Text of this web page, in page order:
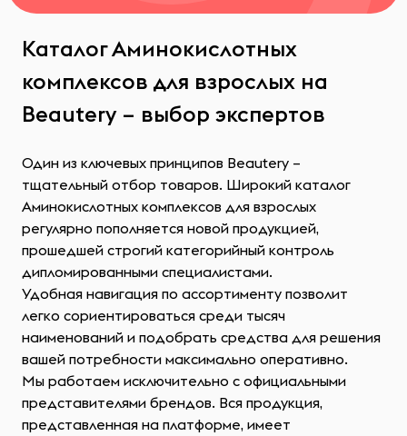
Каталог Аминокислотных
комплексов для взрослых на
Beautery – выбор экспертов
Один из ключевых принципов Beautery –
тщательный отбор товаров. Широкий каталог
Аминокислотных комплексов для взрослых
регулярно пополняется новой продукцией,
прошедшей строгий категорийный контроль
дипломированными специалистами.
Удобная навигация по ассортименту позволит
легко сориентироваться среди тысяч
наименований и подобрать средства для решения
вашей потребности максимально оперативно.
Мы работаем исключительно с официальными
представителями брендов. Вся продукция,
представленная на платформе, имеет